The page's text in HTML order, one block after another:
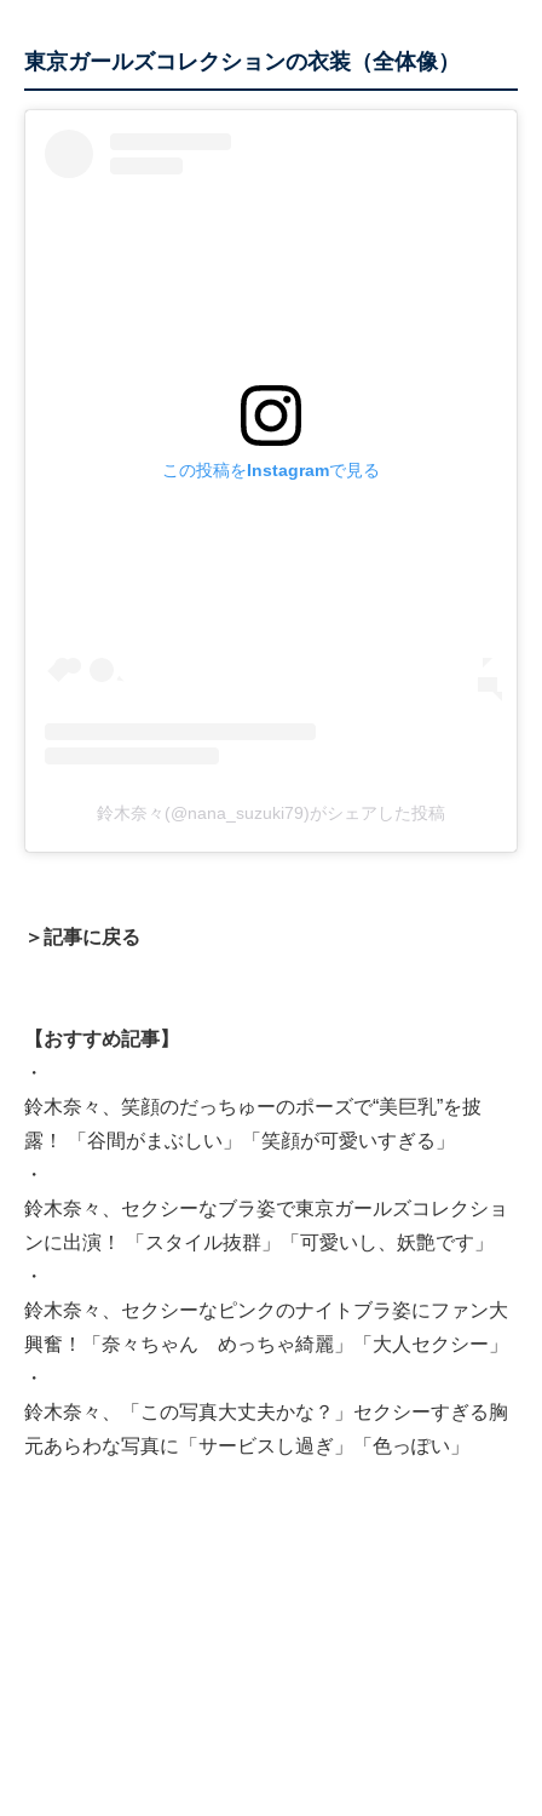
東京ガールズコレクションの衣装（全体像）
この投稿をInstagramで見る
鈴木奈々(@nana_suzuki79)がシェアした投稿
＞記事に戻る
【おすすめ記事】
・
鈴木奈々、笑顔のだっちゅーのポーズで“美巨乳”を披
露！ 「谷間がまぶしい」「笑顔が可愛いすぎる」
・
鈴木奈々、セクシーなブラ姿で東京ガールズコレクショ
ンに出演！ 「スタイル抜群」「可愛いし、妖艶です」
・
鈴木奈々、セクシーなピンクのナイトブラ姿にファン大
興奮！「奈々ちゃん めっちゃ綺麗」「大人セクシー」
・
鈴木奈々、「この写真大丈夫かな？」セクシーすぎる胸
元あらわな写真に「サービスし過ぎ」「色っぽい」